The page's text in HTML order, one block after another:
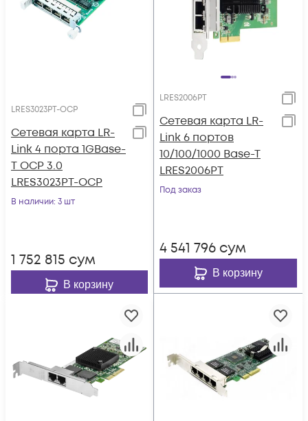
LRES3023PT-OCP
Сетевая карта LR-
Link 4 порта 1GBase-
T OCP 3.0
LRES3023PT-OCP
В наличии: 3 шт
1 752 815 сум
В корзину
LRES2006PT
Сетевая карта LR-
Link 6 портов
10/100/1000 Base-T
LRES2006PT
Под заказ
4 541 796 сум
В корзину